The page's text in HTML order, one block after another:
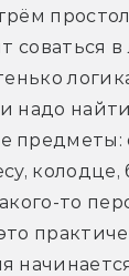
соваться
надо
предметы:
то